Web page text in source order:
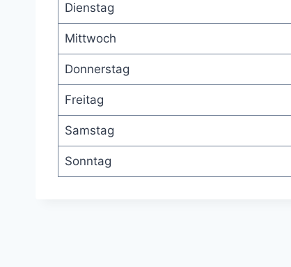
Dienstag
Mittwoch
Donnerstag
Freitag
Samstag
Sonntag